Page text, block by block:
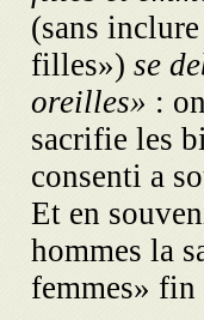
(sans
filles») se
oreilles» :
sacrifie les
consenti a
Et en
hommes la
femmes»